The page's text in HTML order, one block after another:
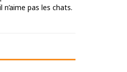
pas les chats.